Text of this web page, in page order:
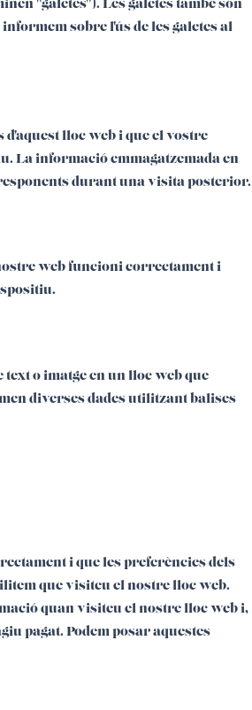
"galetes"). Les galetes també són
sobre l'ús de les galetes al
lloc web i que el vostre
La informació emmagatzemada en
durant una visita posterior.
web funcioni correctament i
o imatge en un lloc web que
diverses dades utilitzant balises
i que les preferències dels
que visiteu el nostre lloc web.
quan visiteu el nostre lloc web i,
pagat. Podem posar aquestes